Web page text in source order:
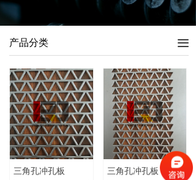
成功案例
技术支持
联系我们
产品分类 끀
三角孔冲孔板 三角孔冲孔板